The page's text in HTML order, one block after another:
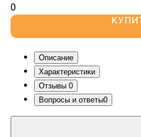
0
Описание
Характеристики
Отзывы 0
Вопросы и ответы0